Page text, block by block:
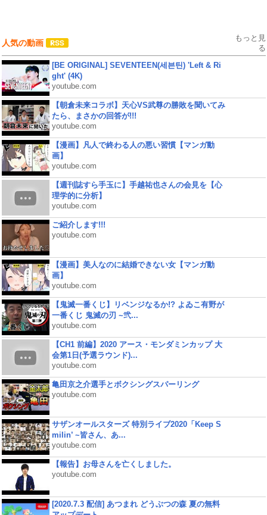
人気の動画
もっと見
る
[BE ORIGINAL] SEVENTEEN(세븐틴) 'Left & Ri
ght' (4K)
youtube.com
【朝倉未来コラボ】天心VS武尊の勝敗を聞いてみ
たら、まさかの回答が!!!
youtube.com
【漫画】凡人で終わる人の悪い習慣【マンガ動
画】
youtube.com
【週刊誌すら手玉に】手越祐也さんの会見を【心
理学的に分析】
youtube.com
ご紹介します!!!
youtube.com
【漫画】美人なのに結婚できない女【マンガ動
画】
youtube.com
【鬼滅一番くじ】リベンジなるか!? よゐこ有野が
一番くじ 鬼滅の刃 ~弐...
youtube.com
【CH1 前編】2020 アース・モンダミンカップ 大
会第1日(予選ラウンド)...
youtube.com
亀田京之介選手とボクシングスパーリング
youtube.com
サザンオールスターズ 特別ライブ2020「Keep S
milin’ ~皆さん、あ...
youtube.com
【報告】お母さんを亡くしました。
youtube.com
[2020.7.3 配信] あつまれ どうぶつの森 夏の無料